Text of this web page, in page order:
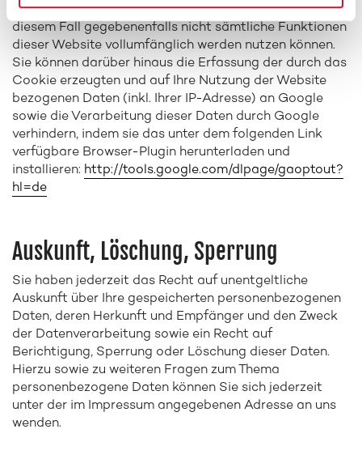
verhindern; wir weisen Sie jedoch darauf hin, dass Sie in
diesem Fall gegebenenfalls nicht sämtliche Funktionen
dieser Website vollumfänglich werden nutzen können.
Sie können darüber hinaus die Erfassung der durch das
Cookie erzeugten und auf Ihre Nutzung der Website
bezogenen Daten (inkl. Ihrer IP-Adresse) an Google
sowie die Verarbeitung dieser Daten durch Google
verhindern, indem sie das unter dem folgenden Link
verfügbare Browser-Plugin herunterladen und
installieren: http://tools.google.com/dlpage/gaoptout?
hl=de
Auskunft, Löschung, Sperrung
Sie haben jederzeit das Recht auf unentgeltliche
Auskunft über Ihre gespeicherten personenbezogenen
Daten, deren Herkunft und Empfänger und den Zweck
der Datenverarbeitung sowie ein Recht auf
Berichtigung, Sperrung oder Löschung dieser Daten.
Hierzu sowie zu weiteren Fragen zum Thema
personenbezogene Daten können Sie sich jederzeit
unter der im Impressum angegebenen Adresse an uns
wenden.